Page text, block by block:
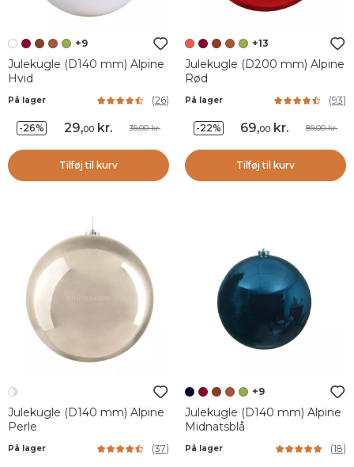
+9
Julekugle (D140 mm) Alpine
Hvid
På lager (26)
-26% 29,00 kr. 39,00 kr.
Tilføj til kurv
+13
Julekugle (D200 mm) Alpine
Rød
På lager (93)
-22% 69,00 kr. 89,00 kr.
Tilføj til kurv
Julekugle (D140 mm) Alpine
Perle
På lager (37)
+9
Julekugle (D140 mm) Alpine
Midnatsblå
På lager (18)